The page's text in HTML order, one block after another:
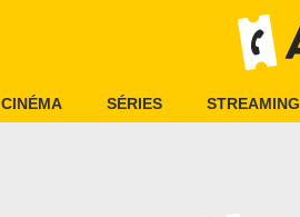
CINÉMA SÉRIES STREAMING